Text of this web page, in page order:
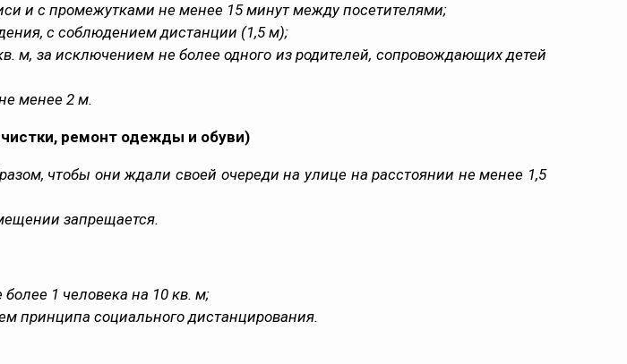
и с промежутками не менее 15 минут между посетителями;
с соблюдением дистанции (1,5 м);
м, за исключением не более одного из родителей, сопровождающих детей
менее 2 м.
ремонт одежды и обуви)
чтобы они ждали своей очереди на улице на расстоянии не менее 1,5
запрещается.
1 человека на 10 кв. м;
принципа социального дистанцирования.